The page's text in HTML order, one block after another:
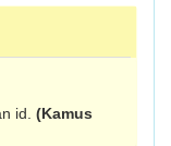
id. (Kamus